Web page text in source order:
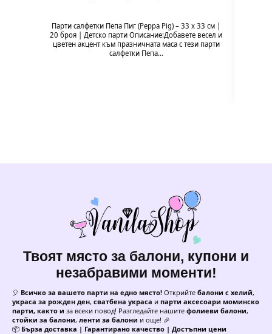
Парти салфетки Пепа Пиг (Peppa Pig) – 33 x 33 см |
20 броя | Детско парти Описание:Добавете весел и
цветен акцент към празничната маса с тези парти
салфетки Пепа…
Твоят място за балони, купони и
незабравими моменти!
🎈 Всичко за вашето парти на едно място! Открийте балони с хелий,
украса за рожден ден, сватбена украса и парти аксесоари моминско
парти, както и за всеки повод! Разгледайте нашите фолиеви балони,
стойки за балони, ленти за балони и още! 🎉
📦 Бърза доставка | Гарантирано качество | Достъпни цени